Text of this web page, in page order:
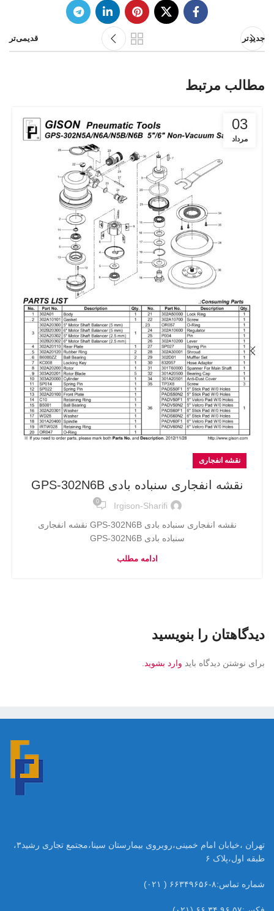
جدیدتر قدیمی‌تر
مطالب مرتبط
03
مرداد
نقشه انفجاری
نقشه انفجاری سنباده بادی GPS-302N6B
Irgison-Sharifi
0
نقشه انفجاری سنباده بادی GPS-302N6B نقشه انفجاری
سنباده بادی GPS-302N6B
ادامه مطلب
دیدگاهتان را بنویسید
برای نوشتن دیدگاه باید وارد بشوید
تهران ،خیابان امام خمینی،روبروی بیمارستان سینا،مجتمع تجاری رشید۳،
طبقه اول،پلاک ۶
شماره تماس:۸-۶۶۳۴۹۶۵۶ ( ۰۲۱)